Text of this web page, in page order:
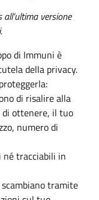
versione
di Immuni è
della privacy.
di risalire alla
di ottenere, il tuo
numero di
né tracciabili in
tramite